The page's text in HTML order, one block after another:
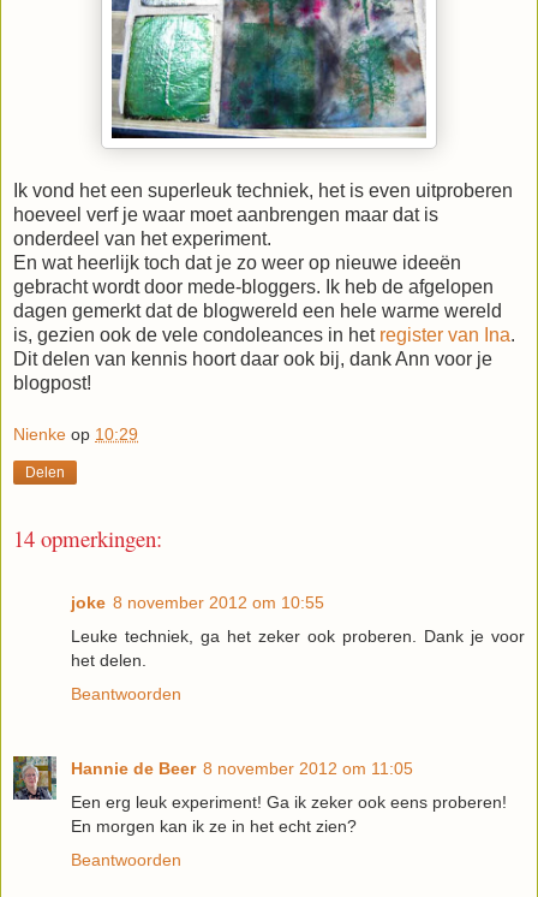
Ik vond het een superleuk techniek, het is even uitproberen
hoeveel verf je waar moet aanbrengen maar dat is
onderdeel van het experiment.
En wat heerlijk toch dat je zo weer op nieuwe ideeën
gebracht wordt door mede-bloggers. Ik heb de afgelopen
dagen gemerkt dat de blogwereld een hele warme wereld
is, gezien ook de vele condoleances in het register van Ina.
Dit delen van kennis hoort daar ook bij, dank Ann voor je
blogpost!
Nienke op 10:29
Delen
14 opmerkingen:
joke 8 november 2012 om 10:55
Leuke techniek, ga het zeker ook proberen. Dank je voor
het delen.
Beantwoorden
Hannie de Beer 8 november 2012 om 11:05
Een erg leuk experiment! Ga ik zeker ook eens proberen!
En morgen kan ik ze in het echt zien?
Beantwoorden